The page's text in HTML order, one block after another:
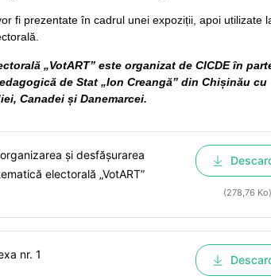
fi prezentate în cadrul unei expoziții, apoi utilizate
„VotART” este organizat de CICDE în
de Stat „Ion Creangă” din Chișinău cu
Canadei și Danemarcei.
și desfășurarea
electorală „VotART”
(278,76 Ko)
nr. 1